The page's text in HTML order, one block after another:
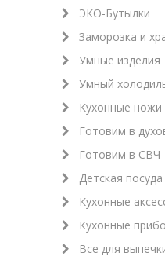
ЭКО-Бутылки
Заморозка и
Умные изделия
Умный
Кухонные ножи
Готовим в
Готовим в СВЧ
Детская посуда
Кухонные
Кухонные
Все для